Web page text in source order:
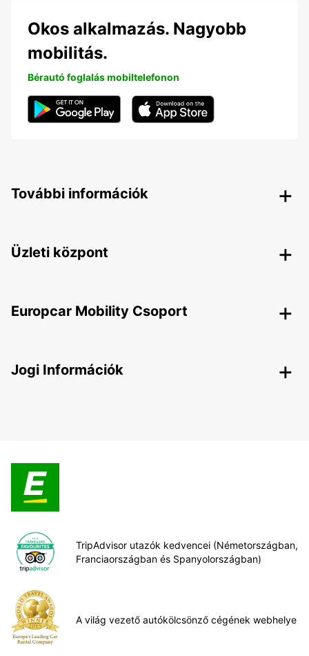
Okos alkalmazás. Nagyobb
mobilitás.
Bérautó foglalás mobiltelefonon
További információk
Üzleti központ
Europcar Mobility Csoport
Jogi Információk
TripAdvisor utazók kedvencei (Németországban,
Franciaországban és Spanyolországban)
A világ vezető autókölcsönző cégének webhelye